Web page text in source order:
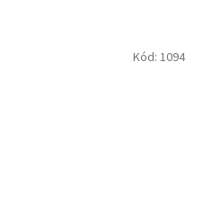
Kód: 1094